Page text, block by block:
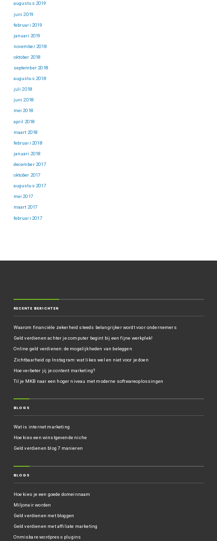
augustus 2019
juni 2019
februari 2019
januari 2019
november 2018
oktober 2018
september 2018
augustus 2018
juli 2018
juni 2018
mei 2018
april 2018
maart 2018
februari 2018
januari 2018
december 2017
oktober 2017
augustus 2017
mei 2017
maart 2017
februari 2017
RECENTE BERICHTEN
Waarom financiële zekerheid steeds belangrijker wordt voor ondernemers
Geld verdienen achter je computer begint bij een fijne werkplek!
Online geld verdienen: de mogelijkheden van beleggen
Zichtbaarheid op Instagram: wat likes wel en niet voor je doen
Hoe verbeter jij je content marketing?
Til je MKB naar een hoger niveau met moderne softwareoplossingen
BLOGS
Wat is internet marketing
Hoe kies een winstgevende niche
Geld verdienen blog 7 manieren
BLOGS
Hoe kies je een goede domeinnaam
Miljonair worden
Geld verdienen met bloggen
Geld verdienen met affiliate marketing
Onmisbare wordpress plugins